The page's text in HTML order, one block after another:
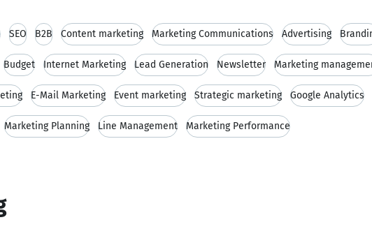
SEO B2B Content marketing Marketing Communications Advertising
Budget Internet Marketing Lead Generation Newsletter Marketing
E-Mail Marketing Event marketing Strategic marketing Google Analytics
Marketing Planning Line Management Marketing Performance